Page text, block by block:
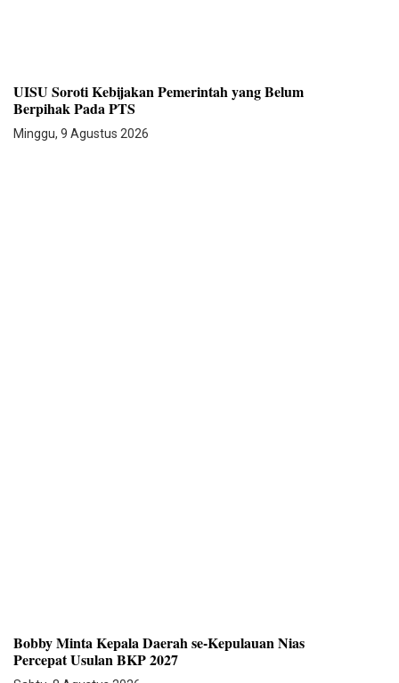
UISU Soroti Kebijakan Pemerintah yang Belum
Berpihak Pada PTS
Minggu, 9 Agustus 2026
Bobby Minta Kepala Daerah se-Kepulauan Nias
Percepat Usulan BKP 2027